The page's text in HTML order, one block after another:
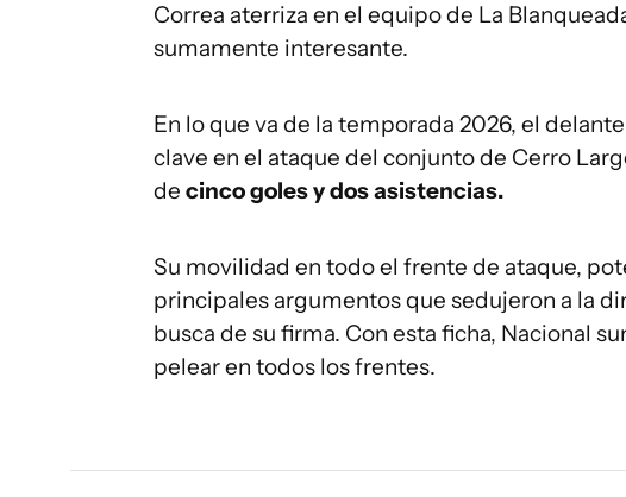
Correa aterriza en el equipo de La
sumamente interesante.
En lo que va de la temporada 2026, el
clave en el ataque del conjunto de Cerro
de cinco goles y dos asistencias.
Su movilidad en todo el frente de ataque,
principales argumentos que sedujeron a la
busca de su firma. Con esta ficha, Nacional
pelear en todos los frentes.